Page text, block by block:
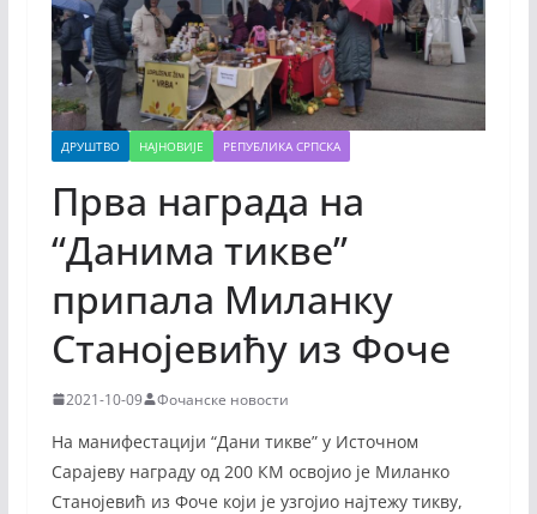
ДРУШТВО НАЈНОВИЈЕ РЕПУБЛИКА СРПСКА
Прва награда на
“Данима тикве”
припала Миланку
Станојевићу из Фоче
2021-10-09 Фочанске новости
На манифестацији “Дани тикве” у Источном
Сарајеву награду од 200 КМ освојио је Миланко
Станојевић из Фоче који је узгојио најтежу тикву,